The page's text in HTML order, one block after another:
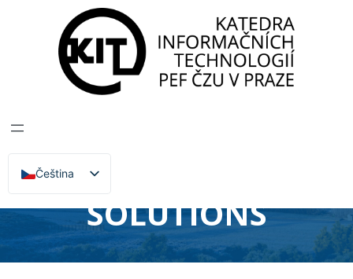
Čeština
English
informačních technologií
Zprávy, Akce,
PŘEDNÁŠKA:
CYBERSECURITY
SOLUTIONS